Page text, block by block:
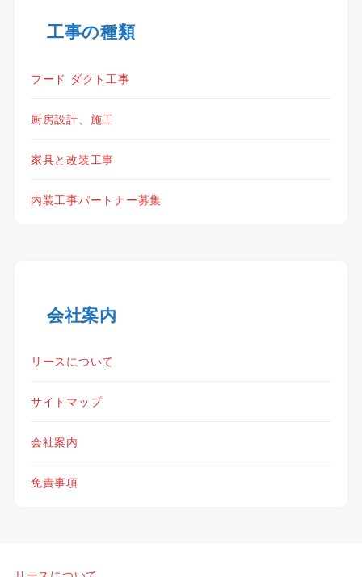
工事の種類
フード ダクト工事
厨房設計、施工
家具と改装工事
内装工事パートナー募集
会社案内
リースについて
サイトマップ
会社案内
免責事項